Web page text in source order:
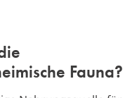
Fauna?